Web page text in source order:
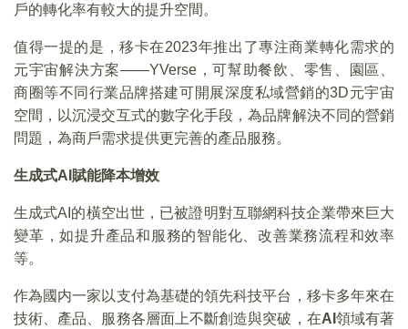
戶的轉化率有較大的提升空間。
值得一提的是，移卡在2023年推出了專注商業轉化需求的
元宇宙解決方案——YVerse，可幫助餐飲、零售、園區、
商圈等不同行業品牌搭建可開展深度私域營銷的3D元宇宙
空間，以沉浸交互式的數字化手段，為品牌解決不同的營銷
問題，為商戶需求提供更完善的產品服務。
生成式AI賦能降本增效
生成式AI的橫空出世，已被證明對互聯網科技企業帶來巨大
變革，如提升產品和服務的智能化、改善業務流程和效率
等。
作為國内一家以支付為基礎的領先科技平台，移卡多年來在
技術、產品、服務各層面上不斷創造與突破，在AI 領域有著